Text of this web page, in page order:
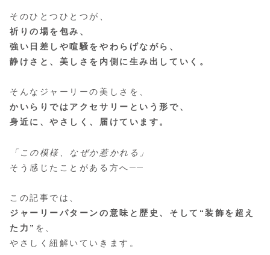
そのひとつひとつが、
祈りの場を包み、
強い日差しや喧騒をやわらげながら、
静けさと、美しさを内側に生み出していく。
そんなジャーリーの美しさを、
かいらりではアクセサリーという形で、
身近に、やさしく、届けています。
「この模様、なぜか惹かれる」
そう感じたことがある方へ──
この記事では、
ジャーリーパターンの意味と歴史、そして“装飾を超え
た力” を、
やさしく紐解いていきます。